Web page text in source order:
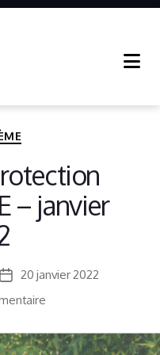
– janvier
Date20 janvier 2022
sur
Protection
sociale